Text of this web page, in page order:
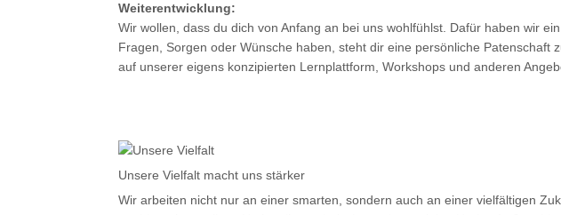
Weiterentwicklung:
Wir wollen, dass du dich von Anfang an bei uns wohlfühlst. Dafür haben wir
Fragen, Sorgen oder Wünsche haben, steht dir eine persönliche Patenschaft
auf unserer eigens konzipierten Lernplattform, Workshops und anderen
Unsere Vielfalt macht uns stärker
Wir arbeiten nicht nur an einer smarten, sondern auch an einer vielfältigen